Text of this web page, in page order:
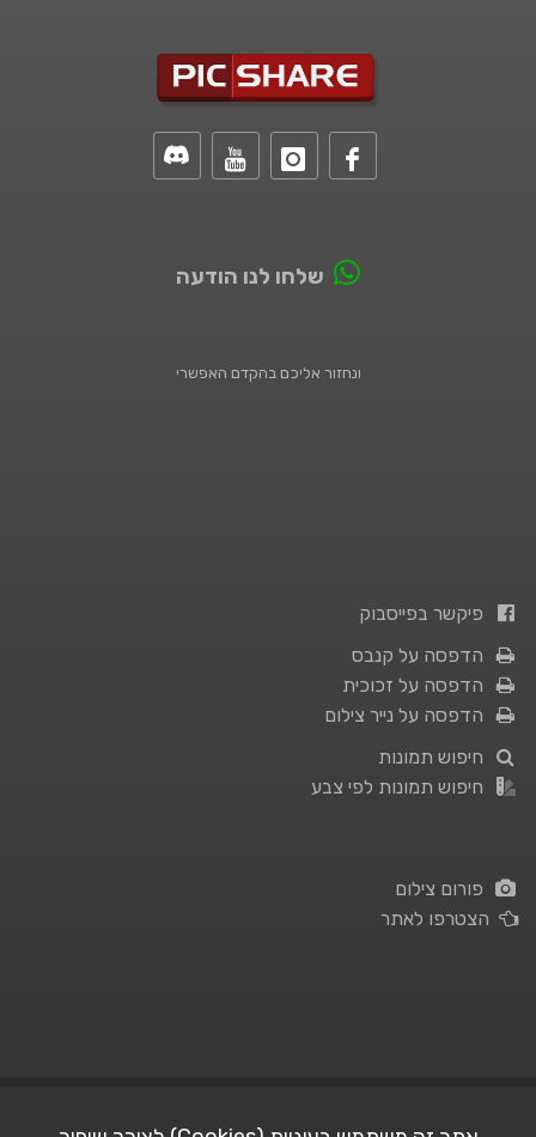
שלחו לנו הודעה
ונחזור אליכם בהקדם האפשרי
פיקשר בפייסבוק
הדפסה על קנבס
הדפסה על זכוכית
הדפסה על נייר צילום
חיפוש תמונות
חיפוש תמונות לפי צבע
פורום צילום
הצטרפו לאתר